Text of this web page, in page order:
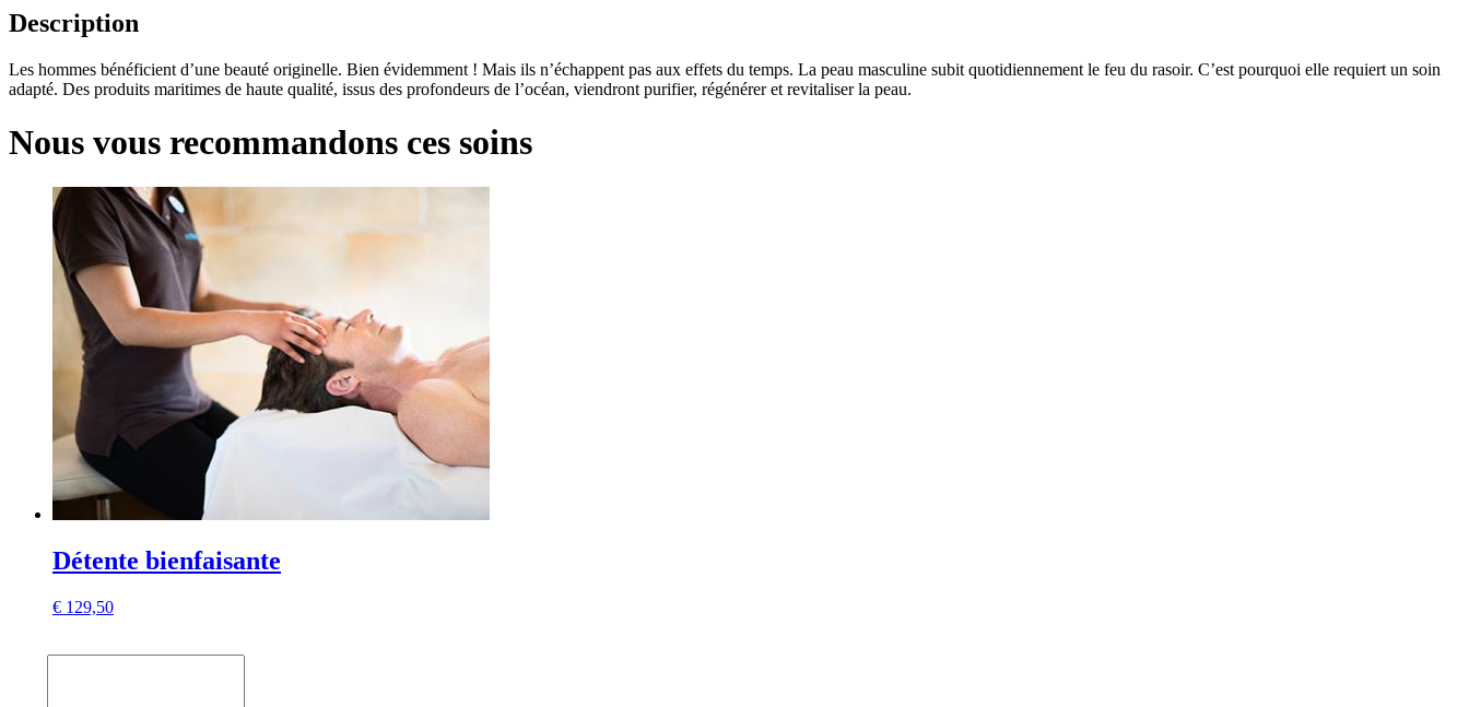
Description
Les hommes bénéficient d’une beauté originelle. Bien évidemment ! Mais ils n’échappent pas aux effets du temps. La peau masculine subit quotidiennement le feu du rasoir. C’est pourquoi elle requiert un soin
adapté. Des produits maritimes de haute qualité, issus des profondeurs de l’océan, viendront purifier, régénérer et revitaliser la peau.
Nous vous recommandons ces soins
Détente bienfaisante
€ 129,50